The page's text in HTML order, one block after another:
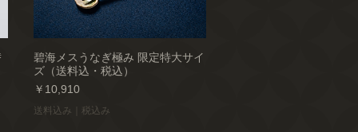
碧海メスうなぎ極み 限定特大サイ
ズ（送料込・税込）
価格
￥10,910
送料込み｜税込み